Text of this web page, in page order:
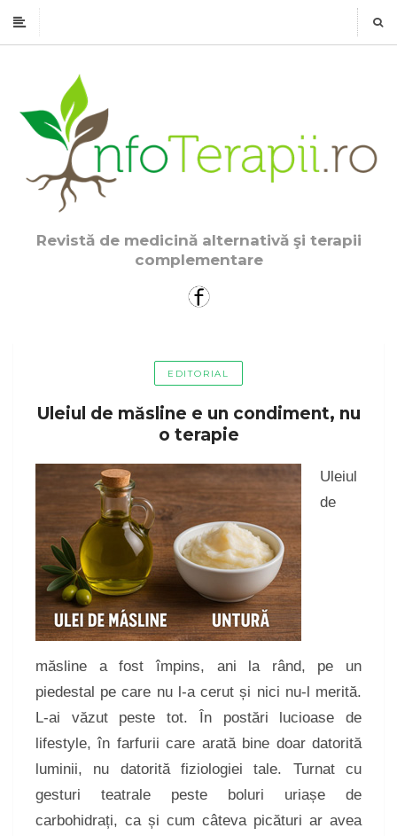
Revistă de medicină alternativă şi terapii
complementare
EDITORIAL
Uleiul de măsline e un condiment, nu
o terapie
Uleiul
de
măsline a fost împins, ani la rând, pe un
piedestal pe care nu l-a cerut și nici nu-l merită.
L-ai văzut peste tot. În postări lucioase de
lifestyle, în farfurii care arată bine doar datorită
luminii, nu datorită fiziologiei tale. Turnat cu
gesturi teatrale peste boluri uriașe de
carbohidrați, ca și cum câteva picături ar avea